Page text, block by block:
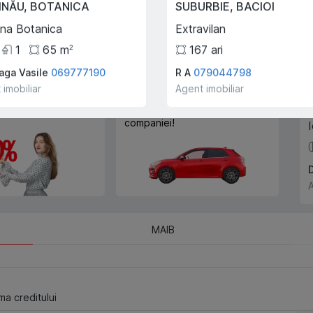
Cu ajutorului programului
Trade-In, vă ajutăm să
cumpărați acest apartament în
schimbul unui alt imobil.
companiei!
MAIB
creditului
, BOTANICA
Botanica
1 65 m2
Vasile 069777190
imobiliar
SUBURBIE, BACIOI
Extravilan
167 ari
R A 079044798
Agent imobiliar